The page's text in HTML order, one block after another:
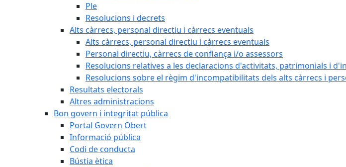
Ple
Resolucions i decrets
Alts càrrecs, personal directiu i càrrecs eventuals
Alts càrrecs, personal directiu i càrrecs eventuals
Personal directiu, càrrecs de confiança i/o assessors
Resolucions relatives a les declaracions d'activitats, patrimonials i
Resolucions sobre el règim d'incompatibilitats dels alts càrrecs i
Resultats electorals
Altres administracions
Bon govern i integritat pública
Portal Govern Obert
Informació pública
Codi de conducta
Bústia ètica